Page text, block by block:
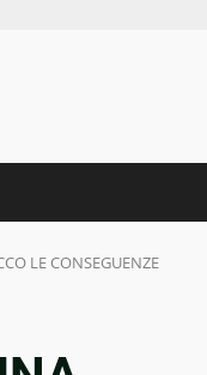
LE CONSEGUENZE